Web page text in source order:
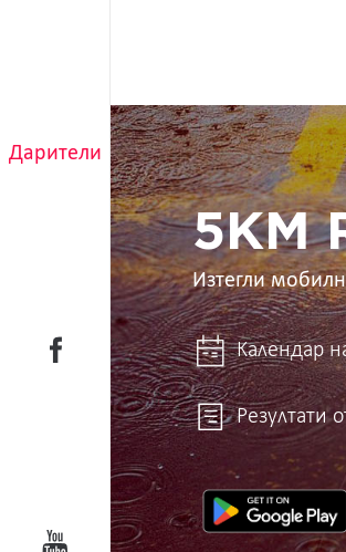
Дарители
5KM
RUN
в
ръцете
ти
5KM
Изтегли
Календар
Резултати